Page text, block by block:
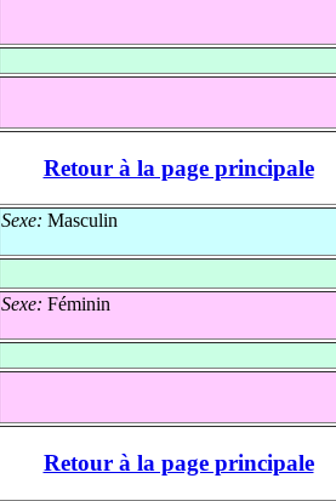
Retour à la page principale
Sexe: Masculin
Sexe: Féminin
Retour à la page principale